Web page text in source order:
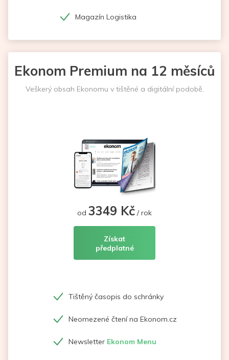
Magazín Logistika
Ekonom Premium na 12 měsíců
Veškerý obsah Ekonomu v tištěné a digitální podobě.
od 3349 Kč / rok
Získat
předplatné
Tištěný časopis do schránky
Neomezené čtení na Ekonom.cz
Newsletter Ekonom Menu